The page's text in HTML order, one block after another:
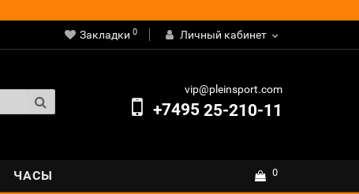
Закладки 0 Личный кабинет
vip@pleinsport.com
+749525-210-11
ЧАСЫ 0